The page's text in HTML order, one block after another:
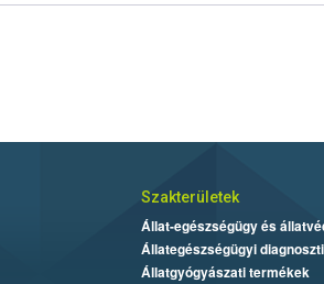
Szakterületek
Állat-egészségügy és
Állategészségügyi
Állatgyógyászati termékek